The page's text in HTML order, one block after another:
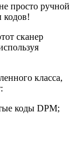
просто ручной
кодов!
сканер
класса,
коды DPM;